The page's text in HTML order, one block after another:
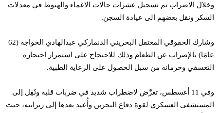
وخلال الاضراب تم تسجيل عشرات حالات الاغماء والهبوط في معدلات
السكر ونقل بعضهم الى عيادة السجن.
وشارك الحقوقي المعتقل البحريني الدنماركي عبدالهادي الخواجة (62
عامًا) بالإضراب عن الطعام وذلك للاحتجاج على استمرار احتجازه
التعسفي وحرمانه من سبل الحصول على الرعاية الطبية.
وفي 11 أغسطس، تعرَّض لاضطراب شديد في ضربات قلبه ونُقِل إلى
المستشفى العسكري لقوة دفاع البحرين وأُعيد بعدها إلى زنزانته، حيث